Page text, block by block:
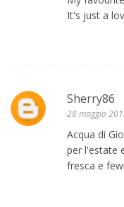
It's just a
Sherry86
28 maggio
Acqua di
per l'estate
fresca e